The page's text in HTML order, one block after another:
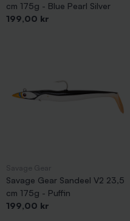
cm 175g - Blue Pearl Silver
Pris
199,00 kr
Savage Gear Sandeel V2 23,5
cm 175g - Puffin
Pris
199,00 kr